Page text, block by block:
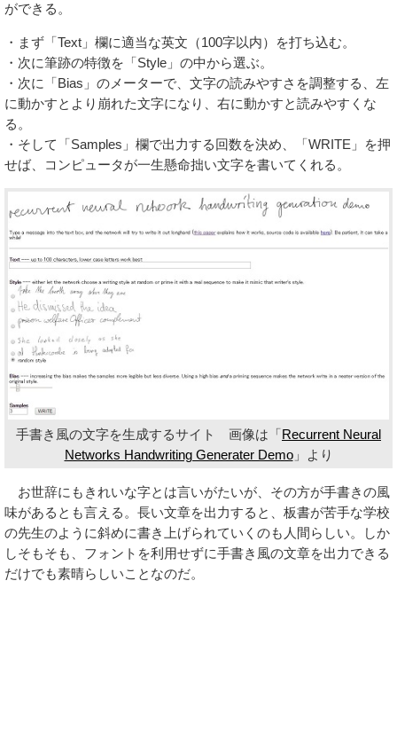
ができる。
・まず「Text」欄に適当な英文（100字以内）を打ち込む。
・次に筆跡の特徴を「Style」の中から選ぶ。
・次に「Bias」のメーターで、文字の読みやすさを調整する、左
に動かすとより崩れた文字になり、右に動かすと読みやすくな
る。
・そして「Samples」欄で出力する回数を決め、「WRITE」を押
せば、コンピュータが一生懸命拙い文字を書いてくれる。
手書き風の文字を生成するサイト 画像は「Recurrent Neural
Networks Handwriting Generater Demo」より
お世辞にもきれいな字とは言いがたいが、その方が手書きの風
味があるとも言える。長い文章を出力すると、板書が苦手な学校
の先生のように斜めに書き上げられていくのも人間らしい。しか
しそもそも、フォントを利用せずに手書き風の文章を出力できる
だけでも素晴らしいことなのだ。